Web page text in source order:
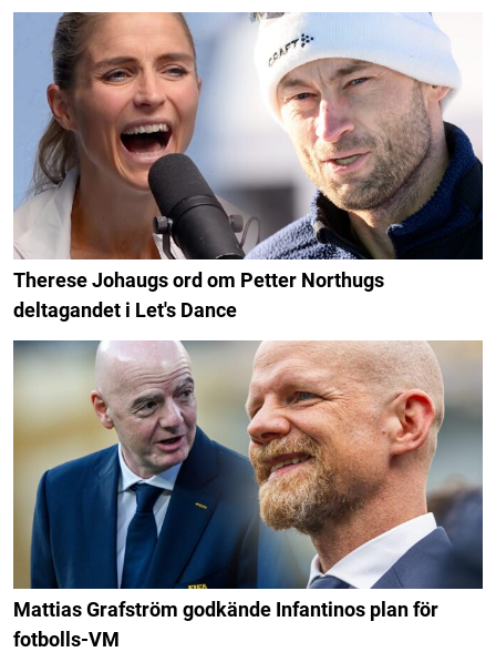
Therese Johaugs ord om Petter Northugs
deltagandet i Let's Dance
Mattias Grafström godkände Infantinos plan för
fotbolls-VM